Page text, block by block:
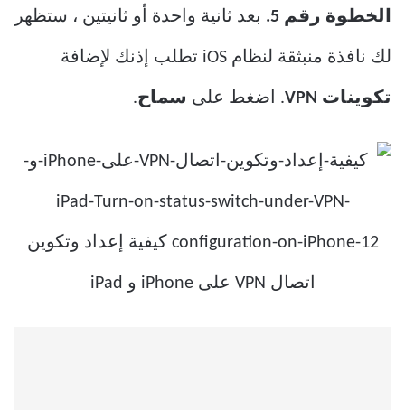
الخطوة رقم 5. بعد ثانية واحدة أو ثانيتين ، ستظهر
لك نافذة منبثقة لنظام iOS تطلب إذنك لإضافة
تكوينات VPN . اضغط على سماح.